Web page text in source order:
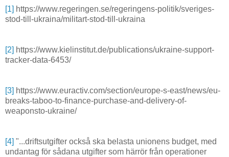
[1] https://www.regeringen.se/regeringens-politik/sveriges-
stod-till-ukraina/militart-stod-till-ukraina
[2] https://www.kielinstitut.de/publications/ukraine-support-
tracker-data-6453/
[3] https://www.euractiv.com/section/europe-s-east/news/eu-
breaks-taboo-to-finance-purchase-and-delivery-of-
weaponsto-ukraine/
[4] "...driftsutgifter också ska belasta unionens budget, med
undantag för sådana utgifter som härrör från operationer